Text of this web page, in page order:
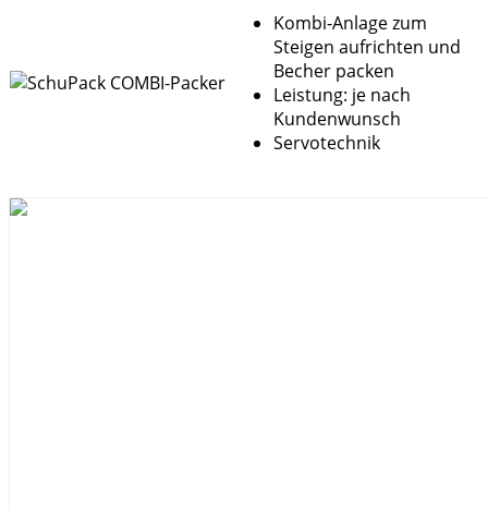
Kombi-Anlage zum
Steigen aufrichten und
Becher packen
Leistung: je nach
Kundenwunsch
Servotechnik